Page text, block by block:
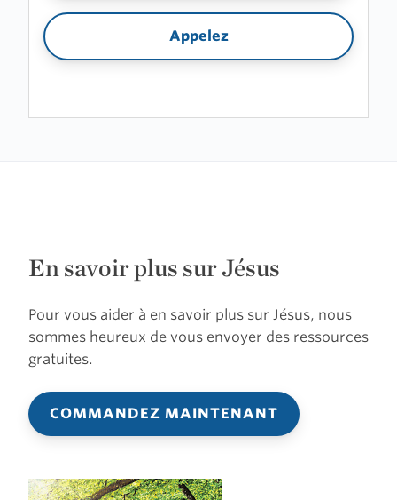
Appelez
En savoir plus sur Jésus
Pour vous aider à en savoir plus sur Jésus, nous
sommes heureux de vous envoyer des ressources
gratuites.
COMMANDEZ MAINTENANT